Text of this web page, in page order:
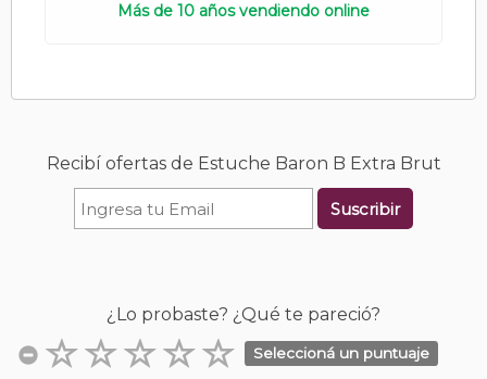
Más de 10 años vendiendo online
Recibí ofertas de Estuche Baron B Extra Brut
Suscribir
¿Lo probaste? ¿Qué te pareció?
Seleccioná un puntuaje